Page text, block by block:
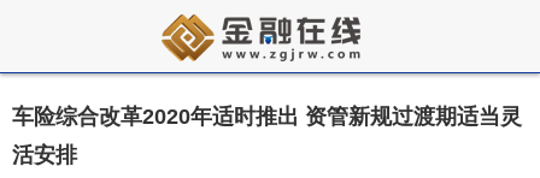
车险综合改革2020年适时推出 资管新规过渡期适当灵
活安排